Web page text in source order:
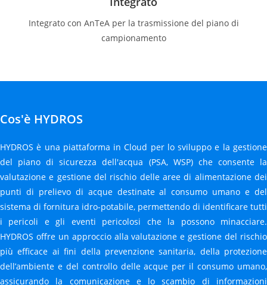
Integrato con AnTeA per la trasmissione del piano di
campionamento
Cos'è HYDROS
HYDROS è una piattaforma in Cloud per lo sviluppo e la gestione
del piano di sicurezza dell'acqua (PSA, WSP) che consente la
valutazione e gestione del rischio delle aree di alimentazione dei
punti di prelievo di acque destinate al consumo umano e del
sistema di fornitura idro-potabile, permettendo di identificare tutti
i pericoli e gli eventi pericolosi che la possono minacciare.
HYDROS offre un approccio alla valutazione e gestione del rischio
più efficace ai fini della prevenzione sanitaria, della protezione
dell’ambiente e del controllo delle acque per il consumo umano,
assicurando la comunicazione e lo scambio di informazioni